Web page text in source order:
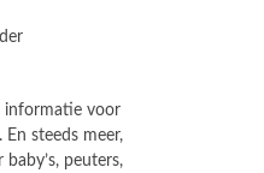
informatie voor
steeds meer,
peuters,